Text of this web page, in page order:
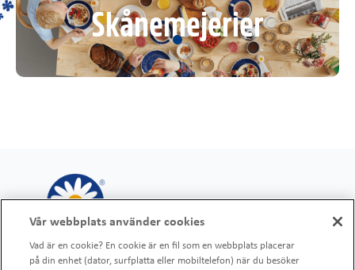
Skånemejerier
Vår webbplats använder cookies
Vad är en cookie? En cookie är en fil som en webbplats placerar
på din enhet (dator, surfplatta eller mobiltelefon) när du besöker